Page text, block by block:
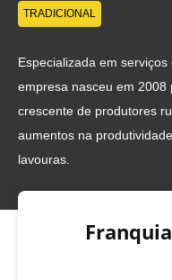
Sucesso
TRADICIONAL
Especializada em
empresa nasceu em
crescente de produtores
aumentos na
lavouras.